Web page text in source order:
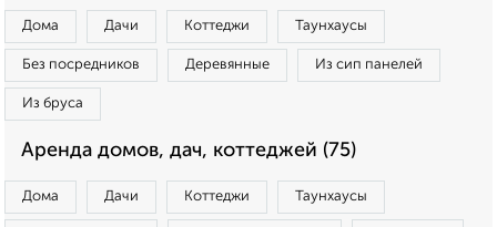
Дома Дачи Коттеджи Таунхаусы
Без посредников Деревянные Из сип панелей
Из бруса
Аренда домов, дач, коттеджей (75)
Дома Дачи Коттеджи Таунхаусы